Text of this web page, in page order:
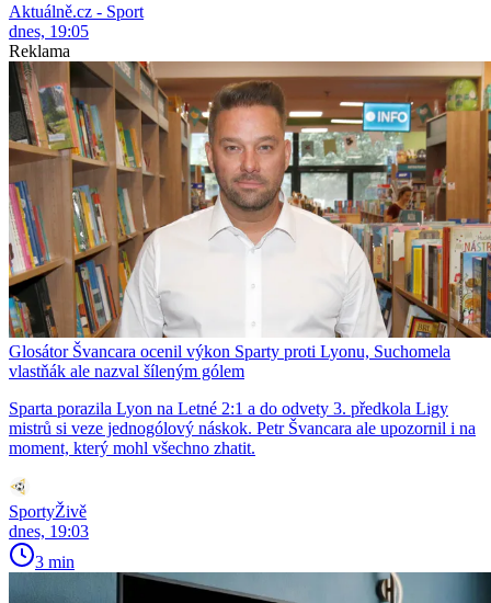
Aktuálně.cz - Sport
dnes, 19:05
Reklama
Glosátor Švancara ocenil výkon Sparty proti Lyonu, Suchomela
vlastňák ale nazval šíleným gólem
Sparta porazila Lyon na Letné 2:1 a do odvety 3. předkola Ligy
mistrů si veze jednogólový náskok. Petr Švancara ale upozornil i na
moment, který mohl všechno zhatit.
SportyŽivě
dnes, 19:03
3 min